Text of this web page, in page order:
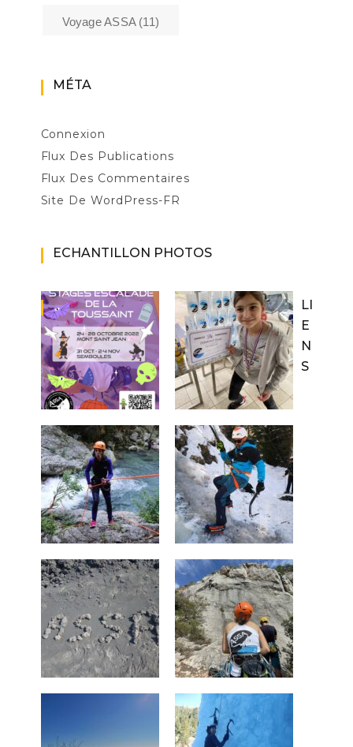
Voyage ASSA(11)
MÉTA
Connexion
Flux Des Publications
Flux Des Commentaires
Site De WordPress-FR
ECHANTILLON PHOTOS
LI
E
N
S